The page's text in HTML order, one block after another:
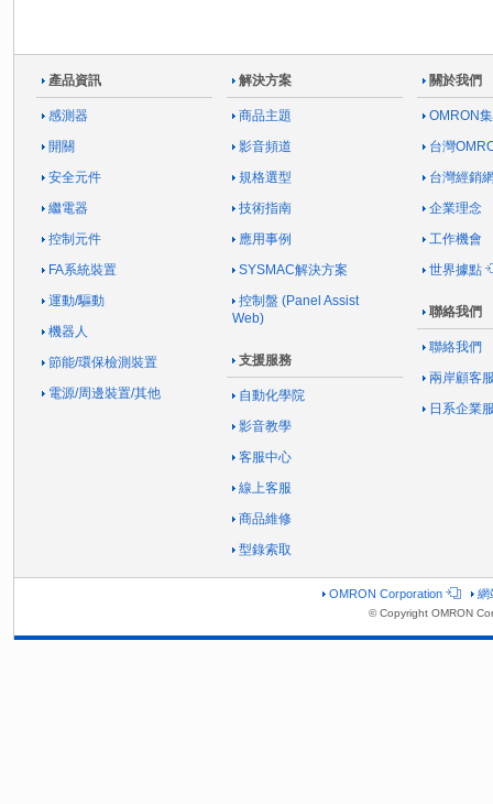
產品資訊
感測器
開關
安全元件
繼電器
控制元件
FA系統裝置
運動/驅動
機器人
節能/環保檢測裝置
電源/周邊裝置/其他
解決方案
商品主題
影音頻道
規格選型
技術指南
應用事例
SYSMAC解決方案
控制盤 (Panel Assist
Web)
支援服務
自動化學院
影音教學
客服中心
線上客服
商品維修
型錄索取
關於我們
OMRON
台灣
台灣經銷
企業理念
工作機會
世界據點
聯絡我們
聯絡我們
兩岸顧客
日系企業
OMRON Corporation 網
© Copyright OMRON